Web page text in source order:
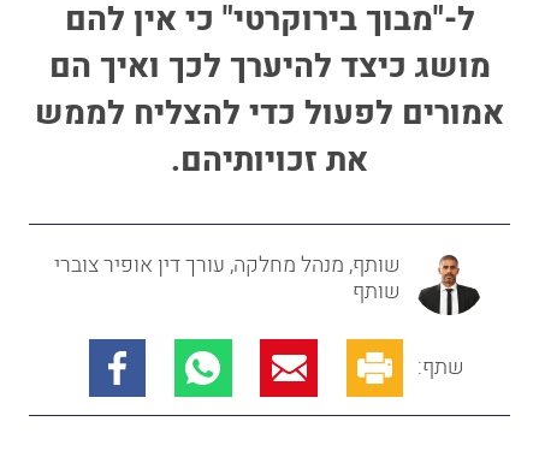
ל-"מבוך בירוקרטי" כי אין להם
מושג כיצד להיערך לכך ואיך הם
אמורים לפעול כדי להצליח לממש
את זכויותיהם.
שותף, מנהל מחלקה, עורך דין אופיר צוברי
שותף
שתף: